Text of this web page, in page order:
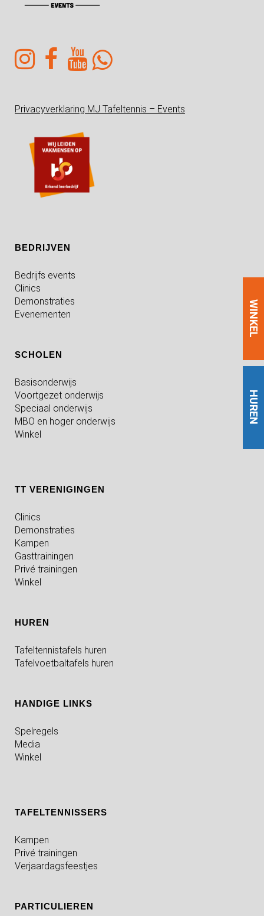
HUREN
WINKEL
Privacyverklaring MJ Tafeltennis – Events
BEDRIJVEN
Bedrijfs events
Clinics
Demonstraties
Evenementen
SCHOLEN
Basisonderwijs
Voortgezet onderwijs
Speciaal onderwijs
MBO en hoger onderwijs
Winkel
TT VERENIGINGEN
Clinics
Demonstraties
Kampen
Gasttrainingen
Privé trainingen
Winkel
HUREN
Tafeltennistafels huren
Tafelvoetbaltafels huren
HANDIGE LINKS
Spelregels
Media
Winkel
TAFELTENNISSERS
Kampen
Privé trainingen
Verjaardagsfeestjes
PARTICULIEREN